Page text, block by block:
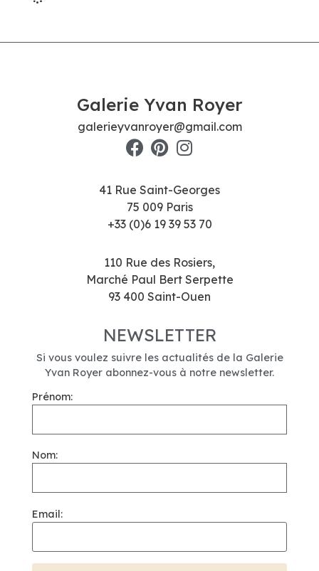
Galerie Yvan Royer
galerieyvanroyer@gmail.com
41 Rue Saint-Georges
75 009 Paris
+33 (0)6 19 39 53 70
110 Rue des Rosiers,
Marché Paul Bert Serpette
93 400 Saint-Ouen
NEWSLETTER
Si vous voulez suivre les actualités de la Galerie
Yvan Royer abonnez-vous à notre newsletter.
Prénom:
Nom:
Email: